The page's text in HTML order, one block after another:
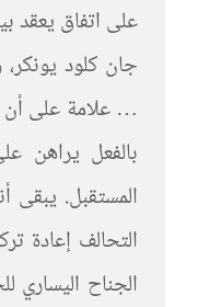
على اتفاق يعقد
جان كلود يونكر،
… علامة على أن
بالفعل يراهن
المستقبل. يبقى
التحالف إعادة
الجناح اليساري